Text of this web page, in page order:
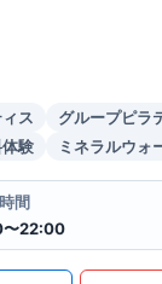
ス グループピラ
験 ミネラルウォ
間
〜22:00